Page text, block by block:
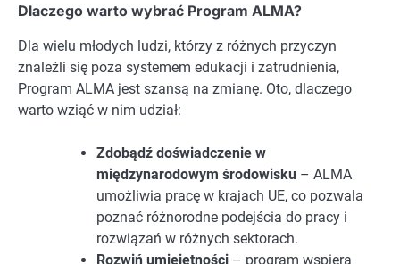
Dlaczego warto wybrać Program ALMA?
Dla wielu młodych ludzi, którzy z różnych przyczyn
znaleźli się poza systemem edukacji i zatrudnienia,
Program ALMA jest szansą na zmianę. Oto, dlaczego
warto wziąć w nim udział:
Zdobądź doświadczenie w
międzynarodowym środowisku – ALMA
umożliwia pracę w krajach UE, co pozwala
poznać różnorodne podejścia do pracy i
rozwiązań w różnych sektorach.
Rozwiń umiejętności – program wspiera